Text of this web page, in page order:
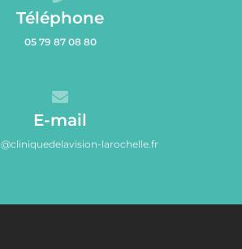
Téléphone
05 79 87 08 80
E-mail
larochelle.fr